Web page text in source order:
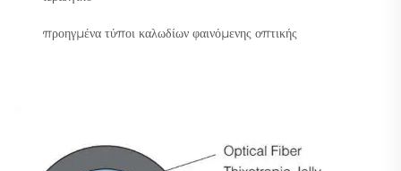
προηγμένα τύποι καλωδίων φαινόμενης οπτικής